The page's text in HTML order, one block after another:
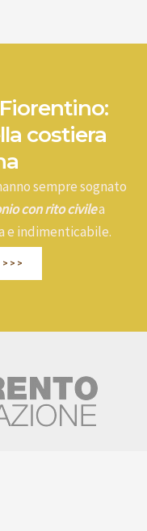
costiera
sempre sognato
con rito civilea
e indimenticabile.